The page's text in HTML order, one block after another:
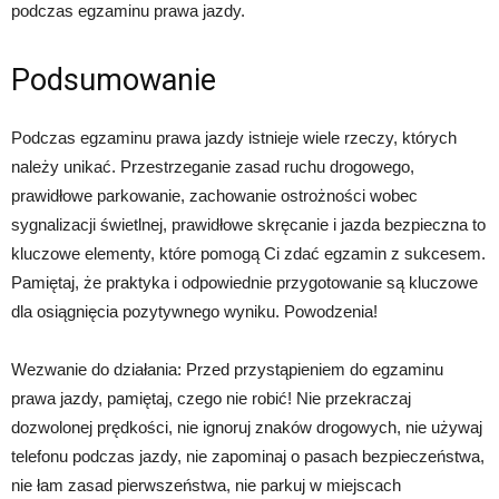
podczas egzaminu prawa jazdy.
Podsumowanie
Podczas egzaminu prawa jazdy istnieje wiele rzeczy, których
należy unikać. Przestrzeganie zasad ruchu drogowego,
prawidłowe parkowanie, zachowanie ostrożności wobec
sygnalizacji świetlnej, prawidłowe skręcanie i jazda bezpieczna to
kluczowe elementy, które pomogą Ci zdać egzamin z sukcesem.
Pamiętaj, że praktyka i odpowiednie przygotowanie są kluczowe
dla osiągnięcia pozytywnego wyniku. Powodzenia!
Wezwanie do działania: Przed przystąpieniem do egzaminu
prawa jazdy, pamiętaj, czego nie robić! Nie przekraczaj
dozwolonej prędkości, nie ignoruj znaków drogowych, nie używaj
telefonu podczas jazdy, nie zapominaj o pasach bezpieczeństwa,
nie łam zasad pierwszeństwa, nie parkuj w miejscach